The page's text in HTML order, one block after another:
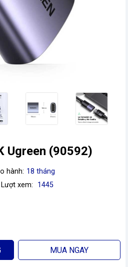
Ugreen (90592)
hành: 18 tháng
Lượt xem: 1445
MUA NGAY